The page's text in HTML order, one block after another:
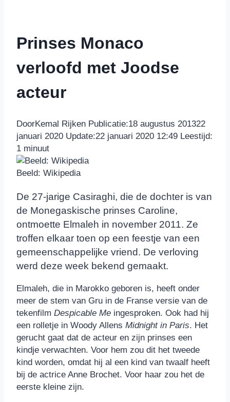
Prinses Monaco
verloofd met Joodse
acteur
DoorKemal Rijken Publicatie:18 augustus 201322
januari 2020 Update:22 januari 2020 12:49 Leestijd:
1 minuut
Beeld: Wikipedia
De 27-jarige Casiraghi, die de dochter is van
de Monegaskische prinses Caroline,
ontmoette Elmaleh in november 2011. Ze
troffen elkaar toen op een feestje van een
gemeenschappelijke vriend. De verloving
werd deze week bekend gemaakt.
Elmaleh, die in Marokko geboren is, heeft onder
meer de stem van Gru in de Franse versie van de
tekenfilm Despicable Me ingesproken. Ook had hij
een rolletje in Woody Allens Midnight in Paris. Het
gerucht gaat dat de acteur en zijn prinses een
kindje verwachten. Voor hem zou dit het tweede
kind worden, omdat hij al een kind van twaalf heeft
bij de actrice Anne Brochet. Voor haar zou het de
eerste kleine zijn.